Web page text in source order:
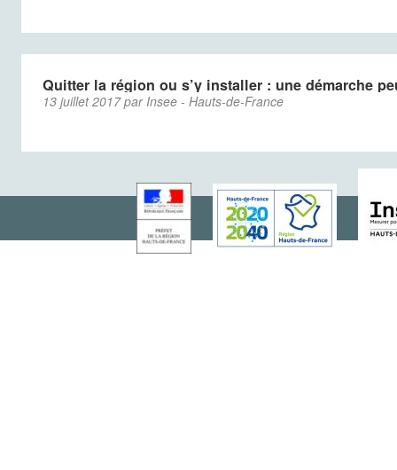
Quitter la région ou s’y installer : une démarche
13 juillet 2017 par Insee - Hauts-de-France